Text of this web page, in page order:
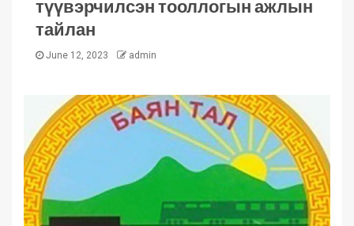
түүвэрчилсэн тооллогын ажлын
тайлан
June 12, 2023 admin